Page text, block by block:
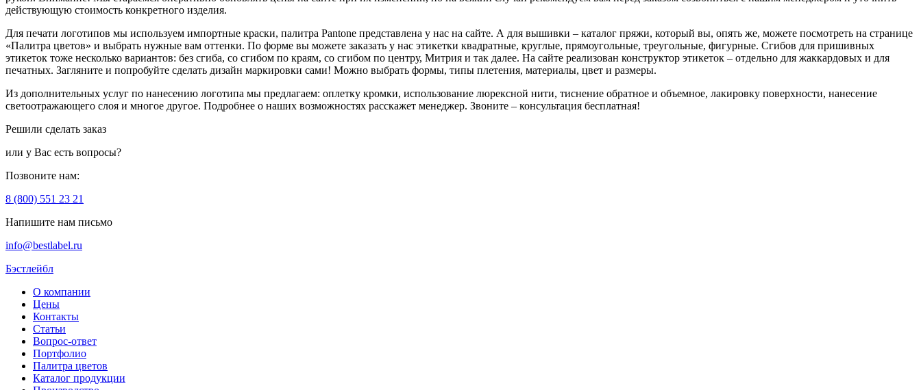
действующую стоимость конкретного изделия.
Для печати логотипов мы используем импортные краски, палитра Pantone представлена у нас на сайте. А для вышивки – каталог пряжи, который вы, опять же, можете посмотреть на странице
«Палитра цветов» и выбрать нужные вам оттенки. По форме вы можете заказать у нас этикетки квадратные, круглые, прямоугольные, треугольные, фигурные. Сгибов для пришивных
этикеток тоже несколько вариантов: без сгиба, со сгибом по краям, со сгибом по центру, Митрия и так далее. На сайте реализован конструктор этикеток – отдельно для жаккардовых и для
печатных. Загляните и попробуйте сделать дизайн маркировки сами! Можно выбрать формы, типы плетения, материалы, цвет и размеры.
Из дополнительных услуг по нанесению логотипа мы предлагаем: оплетку кромки, использование люрексной нити, тиснение обратное и объемное, лакировку поверхности, нанесение
светоотражающего слоя и многое другое. Подробнее о наших возможностях расскажет менеджер. Звоните – консультация бесплатная!
Решили сделать заказ
или у Вас есть вопросы?
Позвоните нам:
8 (800) 551 23 21
Напишите нам письмо
info@bestlabel.ru
Бэстлейбл
О компании
Цены
Контакты
Статьи
Вопрос-ответ
Портфолио
Палитра цветов
Каталог продукции